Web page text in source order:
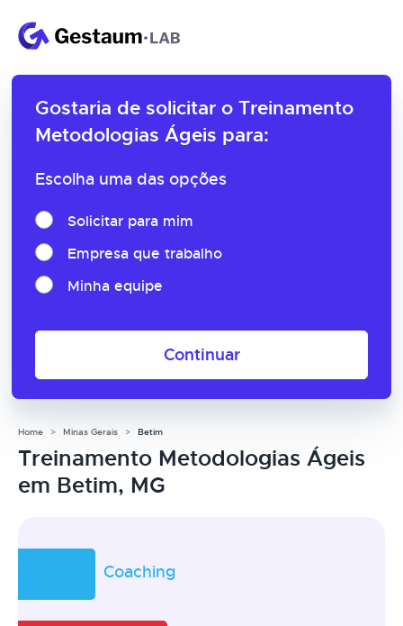
Gostaria de solicitar o Treinamento
Metodologias Ágeis para:
Escolha uma das opções
Solicitar para mim
Empresa que trabalho
Minha equipe
Continuar
Home Minas Gerais Betim
Treinamento Metodologias Ágeis
em Betim, MG